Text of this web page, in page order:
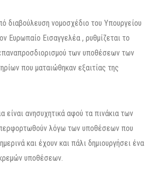
διαβούλευση νομοσχέδιο του Υπουργείου
Ευρωπαίο Εισαγγελέα , ρυθμίζεται το
των υποθέσεων των
που ματαιώθηκαν εξαιτίας της
είναι ανησυχητικά αφού τα πινάκια των
λόγω των υποθέσεων που
και έχουν και πάλι δημιουργήσει ένα
υποθέσεων.